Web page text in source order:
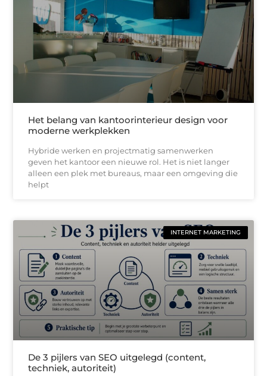
Het belang van kantoorinterieur design voor
moderne werkplekken
Hybride werken en projectmatig samenwerken
geven het kantoor een nieuwe rol. Het is niet langer
alleen een plek met bureaus, maar een omgeving die
helpt
INTERNET MARKETING
De 3 pijlers van SEO uitgelegd (content,
techniek, autoriteit)